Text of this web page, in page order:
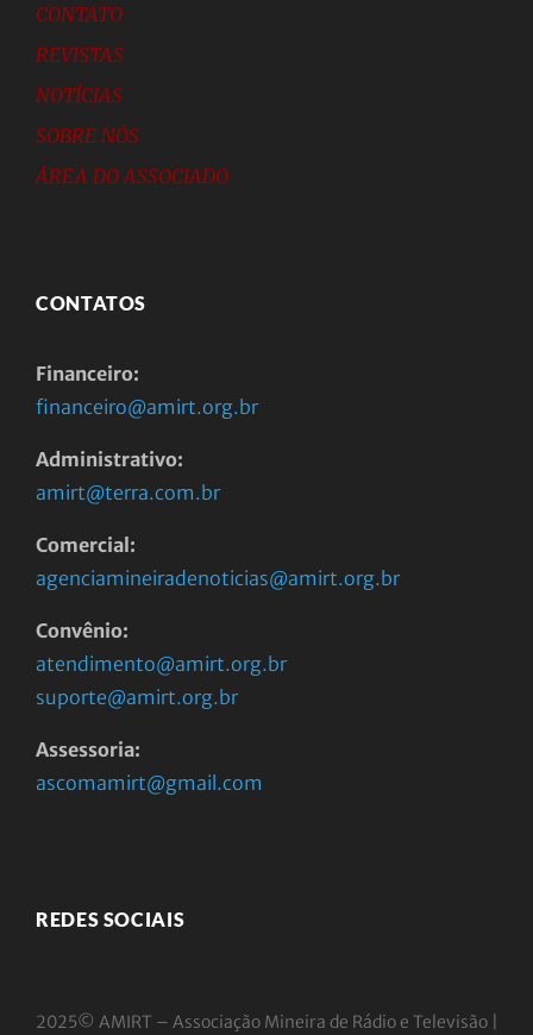
CONTATO
REVISTAS
NOTÍCIAS
SOBRE NÓS
ÁREA DO ASSOCIADO
CONTATOS
Financeiro:
financeiro@amirt.org.br
Administrativo:
amirt@terra.com.br
Comercial:
agenciamineiradenoticias@amirt.org.br
Convênio:
atendimento@amirt.org.br
suporte@amirt.org.br
Assessoria:
ascomamirt@gmail.com
REDES SOCIAIS
2025© AMIRT – Associação Mineira de Rádio e Televisão |